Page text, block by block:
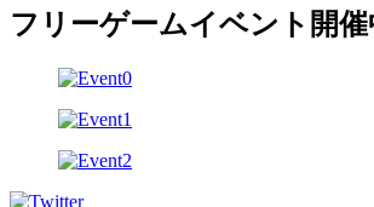
フリーゲームイベント開催